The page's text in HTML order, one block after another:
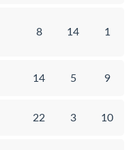
8 14 1
14 5 9
22 3 10